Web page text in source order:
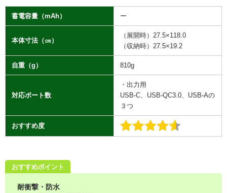
蓄電容量（mAh） ー
本体寸法（㎝）
（展開時）27.5×118.0
（収納時）27.5×19.2
自重（g） 810g
対応ポート数
・ 出力用
USB-C、USB-QC3.0、USB-Aの
３つ
おすすめ度
おすすめポイント
耐衝撃・防水